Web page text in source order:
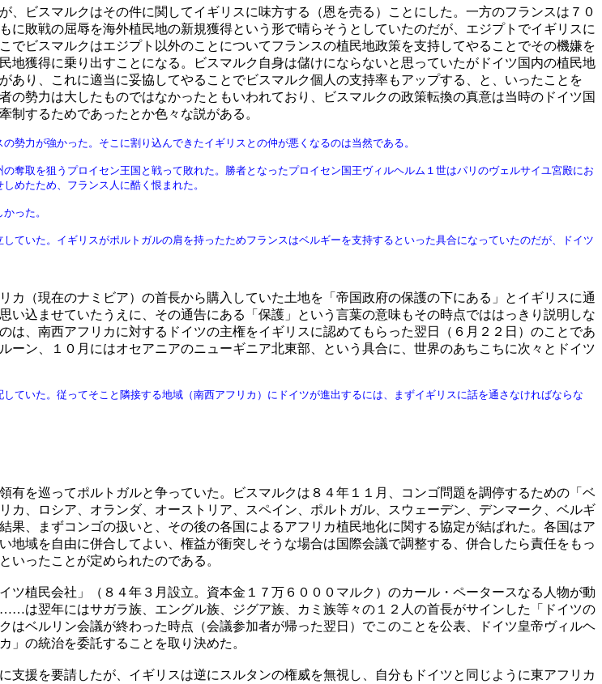
、ビスマルクはその件に関してイギリスに味方する（恩を売る）ことにした。一方のフランスは７０
に敗戦の屈辱を海外植民地の新規獲得という形で晴らそうとしていたのだが、エジプトでイギリスに
でビスマルクはエジプト以外のことについてフランスの植民地政策を支持してやることでその機嫌を
地獲得に乗り出すことになる。ビスマルク自身は儲けにならないと思っていたがドイツ国内の植民地
り、これに適当に妥協してやることでビスマルク個人の支持率もアップする、と、いったことを
の勢力は大したものではなかったともいわれており、ビスマルクの政策転換の真意は当時のドイツ国
するためであったとか色々な説がある。
力が強かった。そこに割り込んできたイギリスとの仲が悪くなるのは当然である。
取を狙うプロイセン王国と戦って敗れた。勝者となったプロイセン国王ヴィルヘルム１世はパリのヴェルサイユ宮殿にお
めたため、フランス人に酷く恨まれた。
った。
いた。イギリスがポルトガルの肩を持ったためフランスはベルギーを支持するといった具合になっていたのだが、ドイツ
（現在のナミビア）の首長から購入していた土地を「帝国政府の保護の下にある」とイギリスに通
い込ませていたうえに、その通告にある「保護」という言葉の意味もその時点でははっきり説明しな
、南西アフリカに対するドイツの主権をイギリスに認めてもらった翌日（６月２２日）のことであ
ン、１０月にはオセアニアのニューギニア北東部、という具合に、世界のあちこちに次々とドイツ
いた。従ってそこと隣接する地域（南西アフリカ）にドイツが進出するには、まずイギリスに話を通さなければならな
巡ってポルトガルと争っていた。ビスマルクは８４年１１月、コンゴ問題を調停するための「ベ
、ロシア、オランダ、オーストリア、スペイン、ポルトガル、スウェーデン、デンマーク、ベルギ
、まずコンゴの扱いと、その後の各国によるアフリカ植民地化に関する協定が結ばれた。各国はア
を自由に併合してよい、権益が衝突しそうな場合は国際会議で調整する、併合したら責任をもっ
ったことが定められたのである。
植民会社」（８４年３月設立。資本金１７万６０００マルク）のカール・ペータースなる人物が動
翌年にはサガラ族、エングル族、ジグア族、カミ族等々の１２人の首長がサインした「ドイツの
ベルリン会議が終わった時点（会議参加者が帰った翌日）でこのことを公表、ドイツ皇帝ヴィルヘ
」の統治を委託することを取り決めた。
支援を要請したが、イギリスは逆にスルタンの権威を無視し、自分もドイツと同じように東アフリカ